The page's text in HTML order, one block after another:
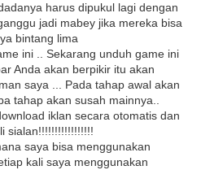
harus dipukul lagi dengan
jadi mabey jika mereka bisa
bintang lima
ini .. Sekarang unduh game ini
Anda akan berpikir itu akan
saya ... Pada tahap awal akan
tahap akan susah mainnya..
iklan secara otomatis dan
sialan!!!!!!!!!!!!!!!!!
saya bisa menggunakan
kali saya menggunakan